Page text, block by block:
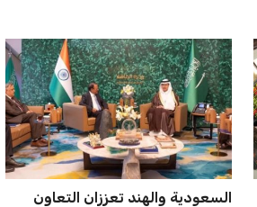
السعودية والهند تعززان التعاون